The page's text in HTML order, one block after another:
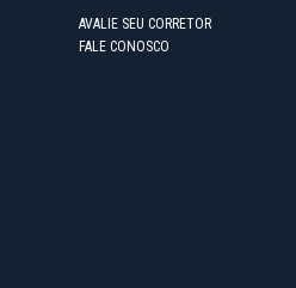
AVALIE SEU CORRETOR
FALE CONOSCO